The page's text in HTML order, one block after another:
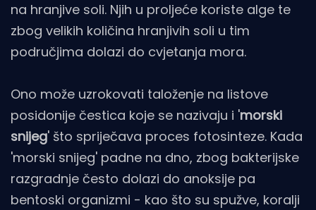
na hranjive soli. Njih u proljeće koriste alge te
zbog velikih količina hranjivih soli u tim
područjima dolazi do cvjetanja mora.
Ono može uzrokovati taloženje na listove
posidonije čestica koje se nazivaju i 'morski
snijeg' što spriječava proces fotosinteze. Kada
'morski snijeg' padne na dno, zbog bakterijske
razgradnje često dolazi do anoksije pa
bentoski organizmi - kao što su spužve, koralji